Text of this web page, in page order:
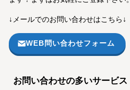
↓メールでのお問い合わせはこちら↓
WEB問い合わせフォーム
お問い合わせの多いサービス